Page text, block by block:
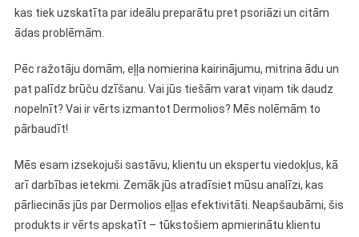
kas tiek uzskatīta par ideālu preparātu pret psoriāzi un citām
ādas problēmām.
Pēc ražotāju domām, eļļa nomierina kairinājumu, mitrina ādu un
pat palīdz brūču dzīšanu. Vai jūs tiešām varat viņam tik daudz
nopelnīt? Vai ir vērts izmantot Dermolios? Mēs nolēmām to
pārbaudīt!
Mēs esam izsekojuši sastāvu, klientu un ekspertu viedokļus, kā
arī darbības ietekmi. Zemāk jūs atradīsiet mūsu analīzi, kas
pārliecinās jūs par Dermolios eļļas efektivitāti. Neapšaubāmi, šis
produkts ir vērts apskatīt – tūkstošiem apmierinātu klientu